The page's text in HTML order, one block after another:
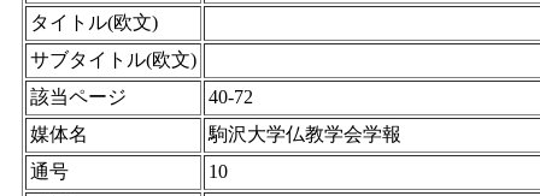
タイトル(欧文)
サブタイトル(欧文)
該当ページ
40-72
媒体名
駒沢大学仏教学会学報
通号
10